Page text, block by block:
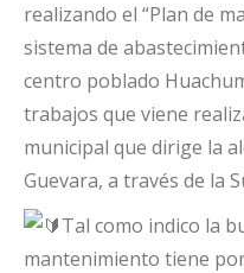
realizando el “Plan de
sistema de
centro poblado
trabajos que viene
municipal que dirige la
Guevara, a través de la
Tal como indico la
mantenimiento tiene